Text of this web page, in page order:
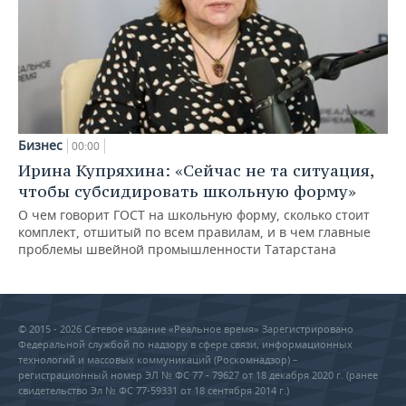
Бизнес 00:00
Ирина Купряхина: «Сейчас не та ситуация,
чтобы субсидировать школьную форму»
О чем говорит ГОСТ на школьную форму, сколько стоит
комплект, отшитый по всем правилам, и в чем главные
проблемы швейной промышленности Татарстана
© 2015 - 2026 Сетевое издание «Реальное время» Зарегистрировано
Федеральной службой по надзору в сфере связи, информационных
технологий и массовых коммуникаций (Роскомнадзор) –
регистрационный номер ЭЛ № ФС 77 - 79627 от 18 декабря 2020 г. (ранее
свидетельство Эл № ФС 77-59331 от 18 сентября 2014 г.)